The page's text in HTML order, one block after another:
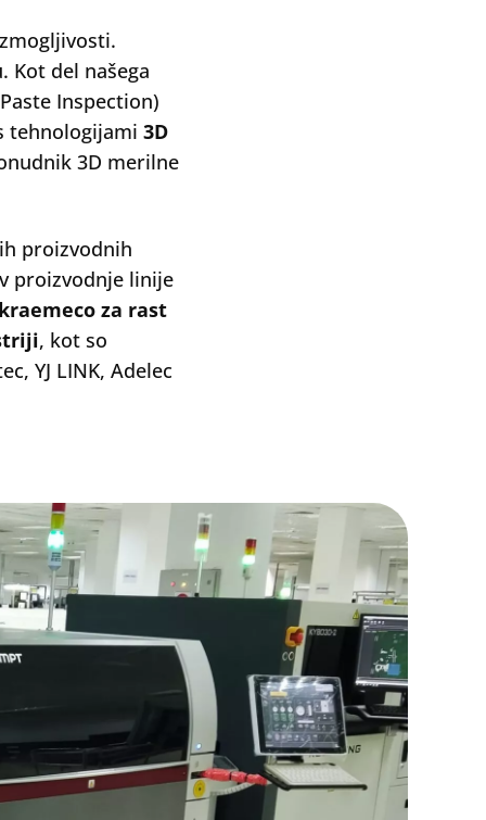
Kot del našega
Inspection)
tehnologijami 3D
3D merilne
proizvodnih
proizvodnje linije
za rast
, kot so
YJ LINK, Adelec